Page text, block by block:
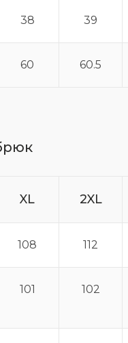
38 39
60 60.5
XL 2XL
108 112
101 102